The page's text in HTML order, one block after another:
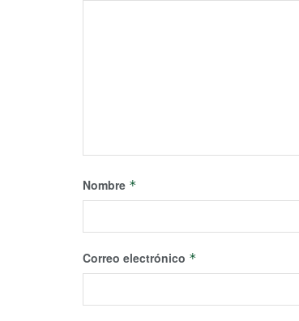
Nombre *
Correo electrónico *